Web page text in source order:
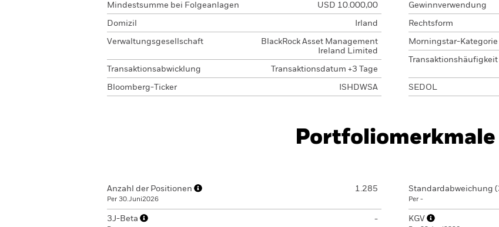
Mindestsumme bei Folgeanlagen USD 10.000,00
Domizil Irland
Verwaltungsgesellschaft
BlackRock Asset Management
Ireland Limited
Transaktionsabwicklung Transaktionsdatum +3 Tage
Bloomberg-Ticker ISHDWSA
Gewinnverwendung
Rechtsform
Morningstar-Kategorie
Transaktionshäufigkeit
SEDOL
Portfoliomerkmale
Anzahl der Positionen
Per 30.Juni2026
1.285
3J-Beta -
Standardabweichung
Per -
KGV